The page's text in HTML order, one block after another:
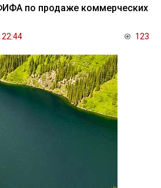
по продаже коммерческих
22:44 123